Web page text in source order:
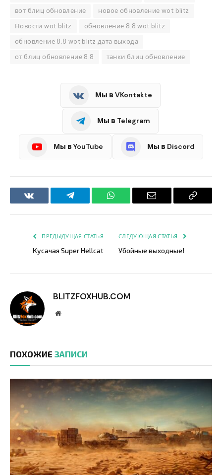
вот блиц обновление
новое обновление wot blitz
Новости wot blitz
обновление 8.8 wot blitz
обновление 8.8 wot blitz дата выхода
от блиц обновление 8.8
танки блиц обновление
Мы в VKontakte
Мы в Telegram
Мы в YouTube Мы в Discord
VKontakteTelegram WhatsApp Email
Copy
ПРЕДЫДУЩАЯ СТАТЬЯ
Кусачая Super Hellcat
СЛЕДУЮЩАЯ СТАТЬЯ
Убойные выходные!
BLITZFOXHUB.COM
Website
ПОХОЖИЕ ЗАПИСИ